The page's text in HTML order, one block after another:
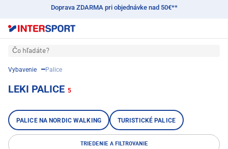
Doprava ZDARMA pri objednávke nad 50€**
Čo hľadáte?
Vybavenie Palice
LEKI PALICE 5
PALICE NA NORDIC WALKING TURISTICKÉ PALICE
TRIEDENIE A FILTROVANIE